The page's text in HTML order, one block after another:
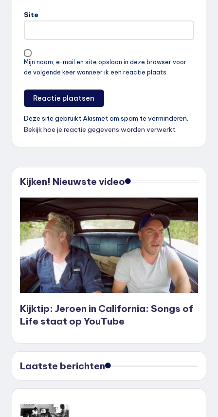
Site
Mijn naam, e-mail en site opslaan in deze browser voor
de volgende keer wanneer ik een reactie plaats.
Deze site gebruikt Akismet om spam te verminderen.
Bekijk hoe je reactie gegevens worden verwerkt.
Kijken! Nieuwste video
Kijktip: Jeroen in California: Songs of
Life staat op YouTube
Laatste berichten